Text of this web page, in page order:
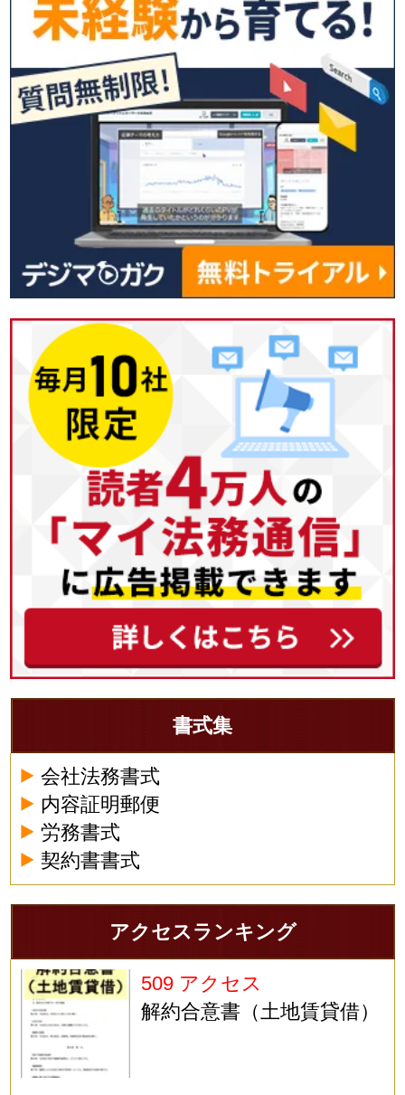
書式集
会社法務書式
内容証明郵便
労務書式
契約書書式
アクセスランキング
509 アクセス
解約合意書（土地賃貸借）